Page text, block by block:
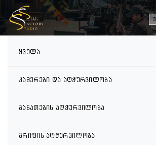
კატეგორია
ყველა
კამერები და აღჭურვილობა
განათების აღჭურვილობა
გრიფის აღჭურვილობა